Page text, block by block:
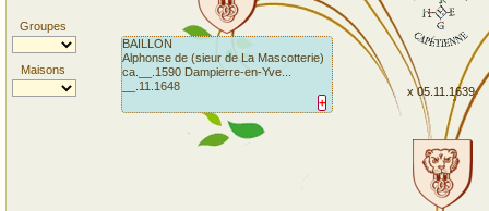
Groupes
Maisons
+
BAILLON
Alphonse de (sieur de La Mascotterie)
ca.__.1590 Dampierre-en-Yve...
__.11.1648
x 05.11.1639